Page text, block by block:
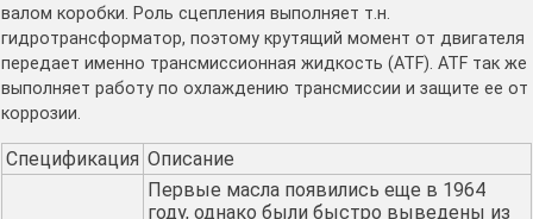
валом коробки. Роль сцепления выполняет т.н.
гидротрансформатор, поэтому крутящий момент от двигателя
передает именно трансмиссионная жидкость (ATF). ATF так же
выполняет работу по охлаждению трансмиссии и защите ее от
коррозии.
Спецификация Описание
Первые масла появились еще в 1964
году, однако были быстро выведены из